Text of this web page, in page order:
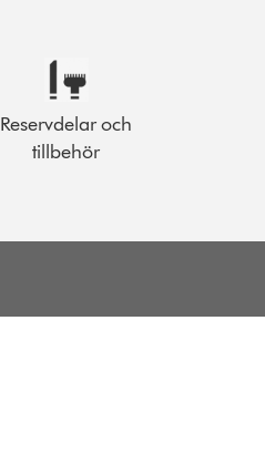
Reservdelar och
tillbehör